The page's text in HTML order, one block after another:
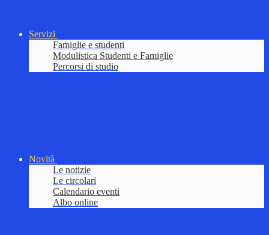
Servizi
Famiglie e studenti
Modulistica Studenti e Famiglie
Percorsi di studio
Novità
Le notizie
Le circolari
Calendario eventi
Albo online